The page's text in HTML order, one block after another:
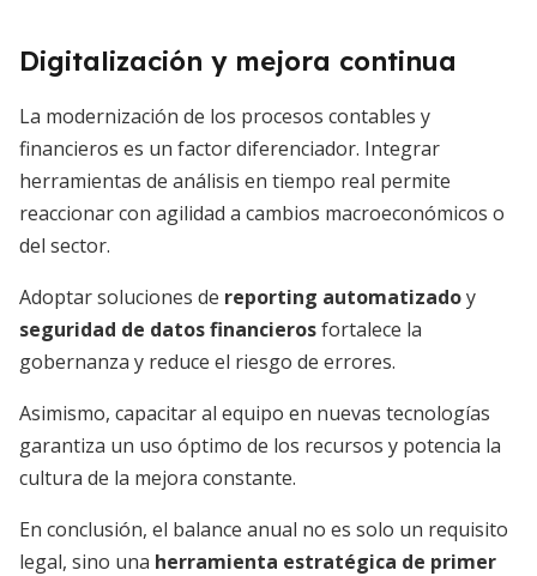
Digitalización y mejora continua
La modernización de los procesos contables y
financieros es un factor diferenciador. Integrar
herramientas de análisis en tiempo real permite
reaccionar con agilidad a cambios macroeconómicos o
del sector.
Adoptar soluciones de reporting automatizadoy
seguridad de datos financierosfortalece la
gobernanza y reduce el riesgo de errores.
Asimismo, capacitar al equipo en nuevas tecnologías
garantiza un uso óptimo de los recursos y potencia la
cultura de la mejora constante.
En conclusión, el balance anual no es solo un requisito
legal, sino una herramienta estratégica de primer